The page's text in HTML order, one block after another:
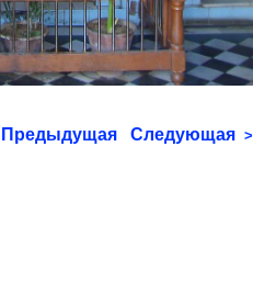
Предыдущая Следующая >